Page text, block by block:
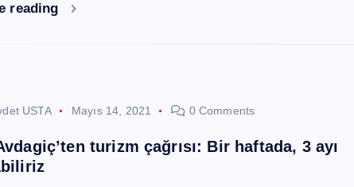
reading
USTA Mayıs 14, 2021 0 Comments
turizm çağrısı: Bir haftada, 3 ayı